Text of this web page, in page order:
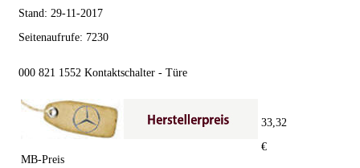
Stand: 29-11-2017
Seitenaufrufe: 7230
000 821 1552 Kontaktschalter - Türe
MB-Preis
33,32
€